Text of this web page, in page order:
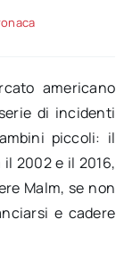
americano
di incidenti
piccoli: il
2002 e il 2016,
Malm, se non
e cadere